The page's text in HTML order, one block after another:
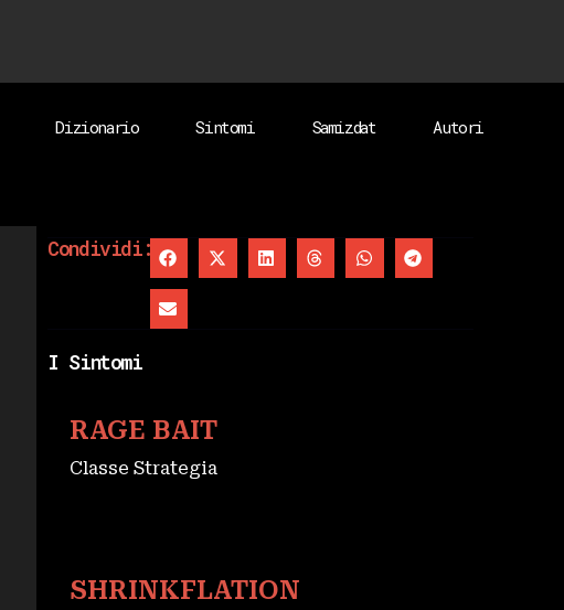
Dizionario Sintomi Samizdat Autori
Condividi:
I Sintomi
RAGE BAIT
Classe Strategia
SHRINKFLATION